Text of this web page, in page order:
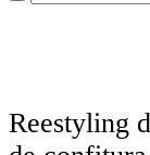
Reestyling